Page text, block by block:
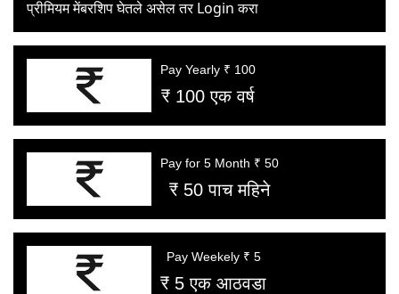
प्रीमियम मेंबरशिप घेतले असेल तर Login करा
Pay Yearly ₹ 100
₹ 100 एक वर्ष
Pay for 5 Month ₹ 50
₹ 50 पाच महिने
Pay Weekely ₹ 5
₹ 5 एक आठवडा